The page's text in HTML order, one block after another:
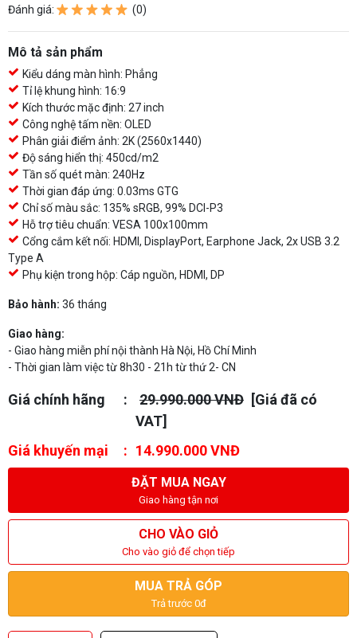
Đánh giá:
(0)
Mô tả sản phẩm
Kiểu dáng màn hình: Phẳng
Tỉ lệ khung hình: 16:9
Kích thước mặc định: 27 inch
Công nghệ tấm nền: OLED
Phân giải điểm ảnh: 2K (2560x1440)
Độ sáng hiển thị: 450cd/m2
Tần số quét màn: 240Hz
Thời gian đáp ứng: 0.03ms GTG
Chỉ số màu sắc: 135% sRGB, 99% DCI-P3
Hỗ trợ tiêu chuẩn: VESA 100x100mm
Cổng cắm kết nối: HDMI, DisplayPort, Earphone Jack, 2x USB 3.2
Type A
Phụ kiện trong hộp: Cáp nguồn, HDMI, DP
Bảo hành: 36 tháng
Giao hàng:
- Giao hàng miễn phí nội thành Hà Nội, Hồ Chí Minh
- Thời gian làm việc từ 8h30 - 21h từ thứ 2- CN
Giá chính hãng 29.990.000 VNĐ [Giá đã có
VAT]
Giá khuyến mại
14.990.000 VNĐ
ĐẶT MUA NGAY
Giao hàng tận nơi
CHO VÀO GIỎ
Cho vào giỏ để chọn tiếp
MUA TRẢ GÓP
Trả trước 0đ